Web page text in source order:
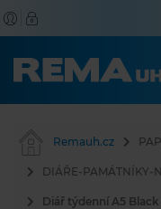
Remauh.cz
DIÁŘE-PAMÁTNÍKY-
Diář týdenní A5